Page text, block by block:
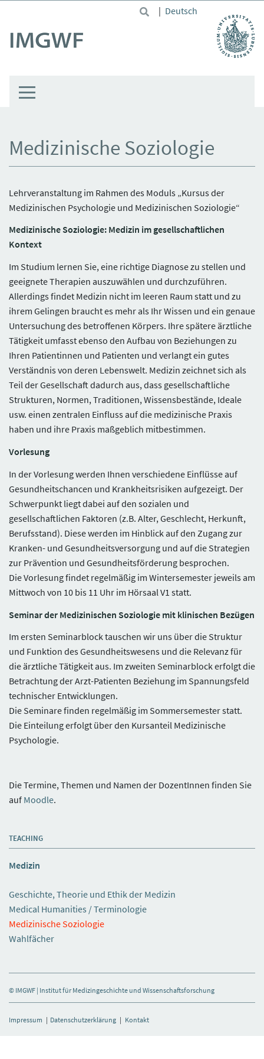
| Deutsch
Medizinische Soziologie
Lehrveranstaltung im Rahmen des Moduls „Kursus der
Medizinischen Psychologie und Medizinischen Soziologie“
Medizinische Soziologie: Medizin im gesellschaftlichen
Kontext
Im Studium lernen Sie, eine richtige Diagnose zu stellen und
geeignete Therapien auszuwählen und durchzuführen.
Allerdings findet Medizin nicht im leeren Raum statt und zu
ihrem Gelingen braucht es mehr als Ihr Wissen und ein genaue
Untersuchung des betroffenen Körpers. Ihre spätere ärztliche
Tätigkeit umfasst ebenso den Aufbau von Beziehungen zu
Ihren Patientinnen und Patienten und verlangt ein gutes
Verständnis von deren Lebenswelt. Medizin zeichnet sich als
Teil der Gesellschaft dadurch aus, dass gesellschaftliche
Strukturen, Normen, Traditionen, Wissensbestände, Ideale
usw. einen zentralen Einfluss auf die medizinische Praxis
haben und ihre Praxis maßgeblich mitbestimmen.
Vorlesung
In der Vorlesung werden Ihnen verschiedene Einflüsse auf
Gesundheitschancen und Krankheitsrisiken aufgezeigt. Der
Schwerpunkt liegt dabei auf den sozialen und
gesellschaftlichen Faktoren (z.B. Alter, Geschlecht, Herkunft,
Berufsstand). Diese werden im Hinblick auf den Zugang zur
Kranken- und Gesundheitsversorgung und auf die Strategien
zur Prävention und Gesundheitsförderung besprochen.
Die Vorlesung findet regelmäßig im Wintersemester jeweils am
Mittwoch von 10 bis 11 Uhr im Hörsaal V1 statt.
Seminar der Medizinischen Soziologie mit klinischen Bezügen
Im ersten Seminarblock tauschen wir uns über die Struktur
und Funktion des Gesundheitswesens und die Relevanz für
die ärztliche Tätigkeit aus. Im zweiten Seminarblock erfolgt die
Betrachtung der Arzt-Patienten Beziehung im Spannungsfeld
technischer Entwicklungen.
Die Seminare finden regelmäßig im Sommersemester statt.
Die Einteilung erfolgt über den Kursanteil Medizinische
Psychologie.
Die Termine, Themen und Namen der DozentInnen finden Sie
auf Moodle.
TEACHING
Medizin
Geschichte, Theorie und Ethik der Medizin
Medical Humanities / Terminologie
Medizinische Soziologie
Wahlfächer
© IMGWF | Institut für Medizingeschichte und Wissenschaftsforschung
Impressum | Datenschutzerklärung | Kontakt